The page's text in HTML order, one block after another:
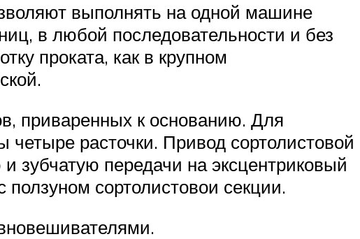
выполнять на одной машине
в любой последовательности и без
проката, как в крупном
приваренных к основанию. Для
расточки. Привод сортолистовой
зубчатую передачи на эксцентриковый
сортолистовои секции.